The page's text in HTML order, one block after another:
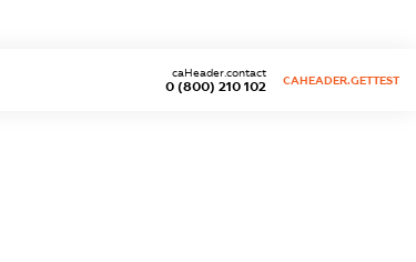
0 (800) 210 102
caHeader.contact
CAHEADER.GETTEST